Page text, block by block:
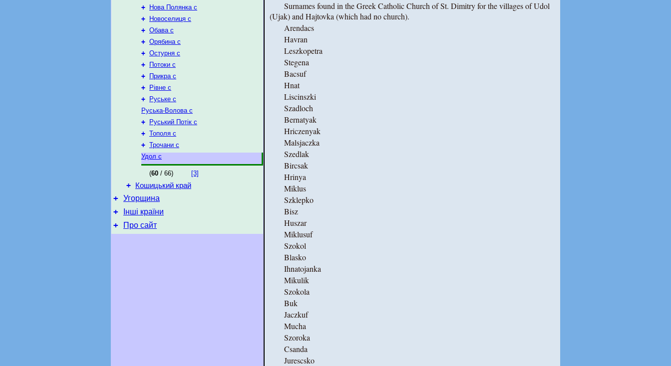
+
Нова Полянка с
+
Новоселиця с
+ Обава с
+ Орябина с
+ Остурня с
+
Потоки с
+
Прикра с
+
Рівне с
+
Руське с
Руська-Волова с
+
Руський Потік с
+ Тополя с
+ Трочани с
Удол с
(60 / 66) [3]
+ Кошицький край
+ Угорщина
+ Інші країни
+ Про сайт
Surnames found in the Greek Catholic Church of St. Dimitry for the villages of Udol
(Ujak) and Hajtovka (which had no church).
Arendacs
Havran
Leszkopetra
Stegena
Bacsuf
Hnat
Liscinszki
Szadloch
Bernatyak
Hriczenyak
Malsjaczka
Szedlak
Bircsak
Hrinya
Miklus
Szklepko
Bisz
Huszar
Miklusuf
Szokol
Blasko
Ihnatojanka
Mikulik
Szokola
Buk
Jaczkuf
Mucha
Szoroka
Csanda
Jurescsko